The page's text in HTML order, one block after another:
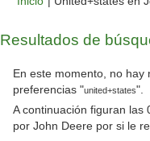
Resultados de
En este momento, no hay
preferencias "united+states".
A continuación figuran las
por John Deere por si le